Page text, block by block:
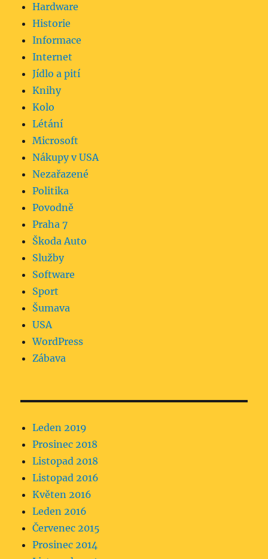
Hardware
Historie
Informace
Internet
Jídlo a pití
Knihy
Kolo
Létání
Microsoft
Nákupy v USA
Nezařazené
Politika
Povodně
Praha 7
Škoda Auto
Služby
Software
Sport
Šumava
USA
WordPress
Zábava
Leden 2019
Prosinec 2018
Listopad 2018
Listopad 2016
Květen 2016
Leden 2016
Červenec 2015
Prosinec 2014